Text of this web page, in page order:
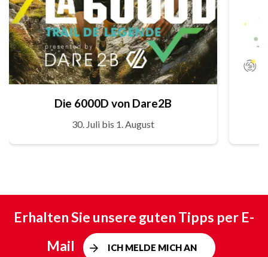
Die 6000D von Dare2B
30. Juli bis 1. August
Erhalten Sie unsere guten Tipps per E-
Mail
ICH MELDE MICH AN